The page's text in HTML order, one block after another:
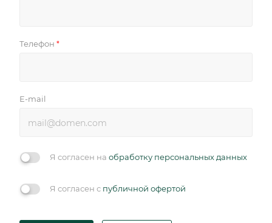
Телефон *
E-mail
Я согласен на обработку персональных данных
Я согласен с публичной офертой